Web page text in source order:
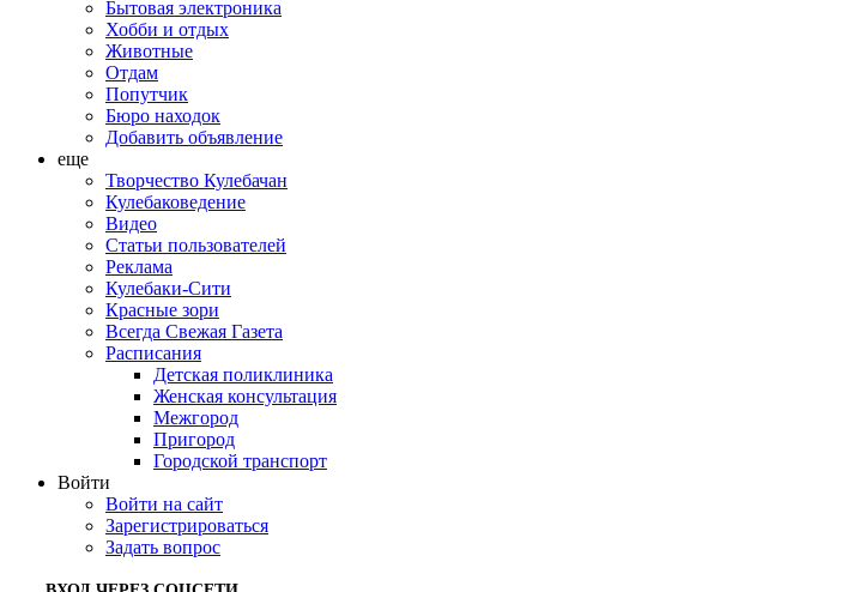
Бытовая электроника
Хобби и отдых
Животные
Отдам
Попутчик
Бюро находок
Добавить объявление
еще
Творчество Кулебачан
Кулебаковедение
Видео
Статьи пользователей
Реклама
Кулебаки-Сити
Красные зори
Всегда Свежая Газета
Расписания
Детская поликлиника
Женская консультация
Межгород
Пригород
Городской транспорт
Войти
Войти на сайт
Зарегистрироваться
Задать вопрос